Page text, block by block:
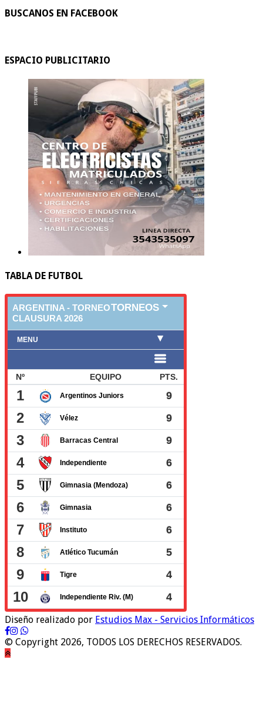
BUSCANOS EN FACEBOOK
ESPACIO PUBLICITARIO
TABLA DE FUTBOL
Diseño realizado por Estudios Max - Servicios Informáticos
© Copyright 2026, TODOS LOS DERECHOS RESERVADOS.